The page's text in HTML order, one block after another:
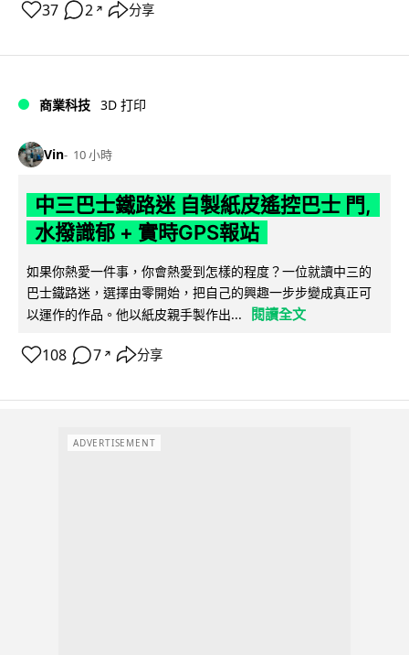
37 2 ↗ 分享
商業科技 3D 打印
Vin 10 小時
中三巴士鐵路迷 自製紙皮遙控巴士 門,
水撥識郁 + 實時GPS報站
如果你熱愛一件事，你會熱愛到怎樣的程度？一位就讀中三的
巴士鐵路迷，選擇由零開始，把自己的興趣一步步變成真正可
以運作的作品。他以紙皮親手製作出...
閱讀全文
108 7 ↗ 分享
ADVERTISEMENT